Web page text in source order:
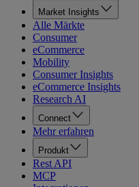
Market Insights
Alle Märkte
Consumer
eCommerce
Mobility
Consumer Insights
eCommerce Insights
Research AI
Connect
Mehr erfahren
Produkt
Rest API
MCP